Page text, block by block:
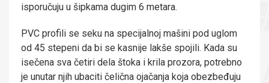
isporučuju u šipkama dugim 6 metara.
PVC profili se seku na specijalnoj mašini pod uglom
od 45 stepeni da bi se kasnije lakše spojili. Kada su
isečena sva četiri dela štoka i krila prozora, potrebno
je unutar njih ubaciti čelična ojačanja koja obezbeđuju